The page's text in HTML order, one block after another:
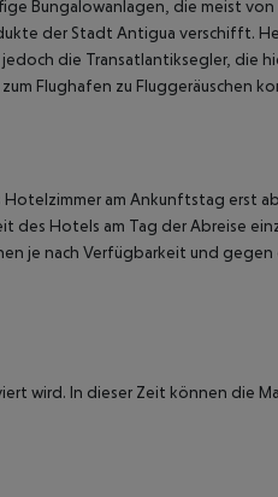
Bungalowanlagen, die meist
der Stadt Antigua verschifft.
die Transatlantiksegler, die
Flughafen zu Fluggeräuschen
am Ankunftstag erst
Hotels am Tag der Abreise
je nach Verfügbarkeit und gegen
wird. In dieser Zeit können die